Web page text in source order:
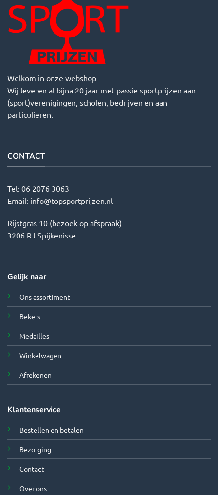
Welkom in onze webshop
Wij leveren al bijna 20 jaar met passie sportprijzen aan
(sport)verenigingen, scholen, bedrijven en aan
particulieren.
CONTACT
Tel: 06 2076 3063
Email: info@topsportprijzen.nl
Rijstgras 10 (bezoek op afspraak)
3206 RJ Spijkenisse
Gelijk naar
Ons assortiment
Bekers
Medailles
Winkelwagen
Afrekenen
Klantenservice
Bestellen en betalen
Bezorging
Contact
Over ons